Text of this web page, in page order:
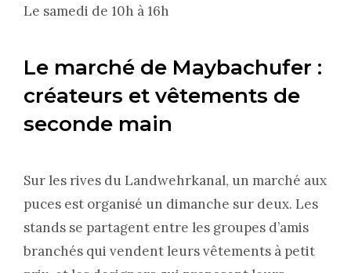
Le samedi de 10h à 16h
Le marché de Maybachufer :
créateurs et vêtements de
seconde main
Sur les rives du Landwehrkanal, un marché aux
puces est organisé un dimanche sur deux. Les
stands se partagent entre les groupes d’amis
branchés qui vendent leurs vêtements à petit